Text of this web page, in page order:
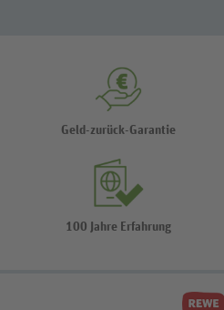
Geld-zurück-Garantie
100 Jahre Erfahrung